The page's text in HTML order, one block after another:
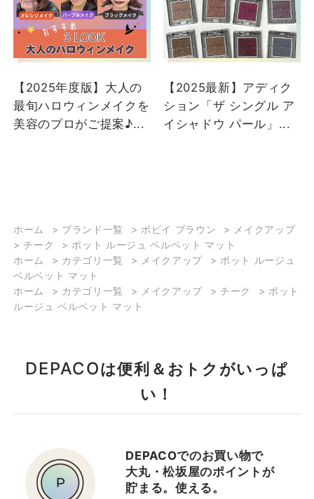
【2025年度版】大人の
最旬ハロウィンメイクを
美容のプロがご提案♪...
【2025最新】アディク
ション「ザ シングル ア
イシャドウ パール」...
ホーム > ブランド一覧 > ボビイ ブラウン > メイクアップ
> チーク > ポット ルージュ ベルベット マット
ホーム
> カテゴリ一覧 > メイクアップ > ポット ルージュ
ベルベット マット
ホーム
> カテゴリ一覧 > メイクアップ > チーク > ポット
ルージュ ベルベット マット
DEPACOは便利＆おトクがいっぱ
い！
DEPACOでのお買い物で
大丸・松坂屋のポイントが
貯まる。使える。